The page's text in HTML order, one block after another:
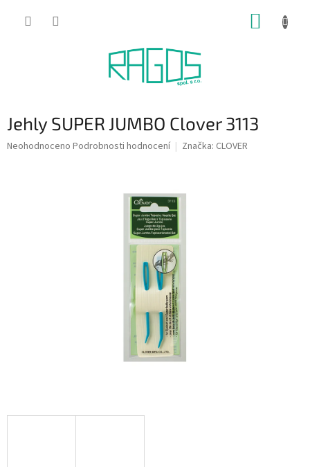
Jehly SUPER JUMBO Clover 3113
Průměrné
Neohodnoceno Podrobnosti hodnocení Značka: CLOVER